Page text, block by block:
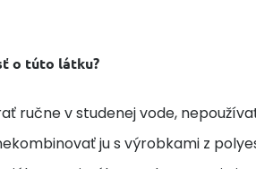
o túto látku?
ručne v studenej vode,
ju s výrobkami z